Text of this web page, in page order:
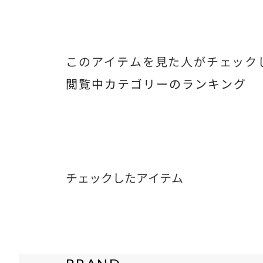
このアイテムを見た人がチェック
閲覧中カテゴリーのランキング
チェックしたアイテム